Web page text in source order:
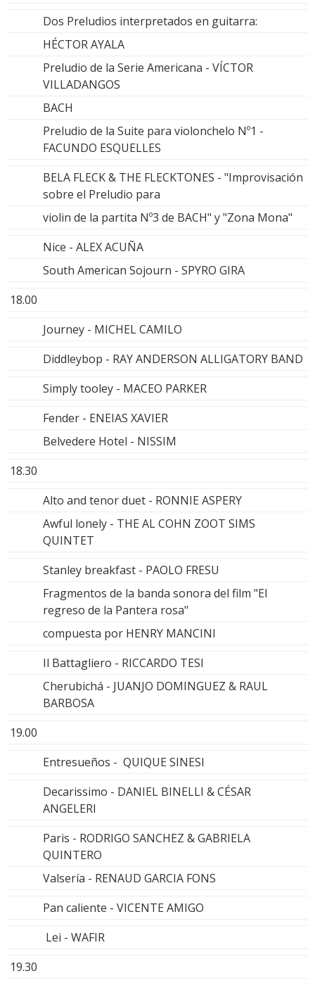
Dos Preludios interpretados en guitarra:
HÉCTOR AYALA
Preludio de la Serie Americana - VÍCTOR
VILLADANGOS
BACH
Preludio de la Suite para violonchelo Nº1 -
FACUNDO ESQUELLES
BELA FLECK & THE FLECKTONES - "Improvisación
sobre el Preludio para
violin de la partita Nº3 de BACH" y "Zona Mona"
Nice - ALEX ACUÑA
South American Sojourn - SPYRO GIRA
18.00
Journey - MICHEL CAMILO
Diddleybop - RAY ANDERSON ALLIGATORY BAND
Simply tooley - MACEO PARKER
Fender - ENEIAS XAVIER
Belvedere Hotel - NISSIM
18.30
Alto and tenor duet - RONNIE ASPERY
Awful lonely - THE AL COHN ZOOT SIMS
QUINTET
Stanley breakfast - PAOLO FRESU
Fragmentos de la banda sonora del film "El
regreso de la Pantera rosa"
compuesta por HENRY MANCINI
Il Battagliero - RICCARDO TESI
Cherubichá - JUANJO DOMINGUEZ & RAUL
BARBOSA
19.00
Entresueños - QUIQUE SINESI
Decarissimo - DANIEL BINELLI & CÉSAR
ANGELERI
Paris - RODRIGO SANCHEZ & GABRIELA
QUINTERO
Valsería - RENAUD GARCIA FONS
Pan caliente - VICENTE AMIGO
Lei - WAFIR
19.30